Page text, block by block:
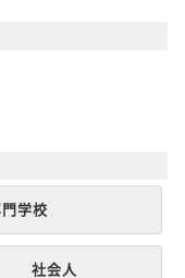
学校
社会人